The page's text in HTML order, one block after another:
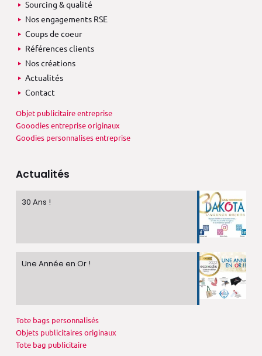
Sourcing & qualité
Nos engagements RSE
Coups de coeur
Références clients
Nos créations
Actualités
Contact
Objet publicitaire entreprise
Gooodies entreprise originaux
Goodies personnalises entreprise
Actualités
30 Ans !
Une Année en Or !
Tote bags personnalisés
Objets publicitaires originaux
Tote bag publicitaire